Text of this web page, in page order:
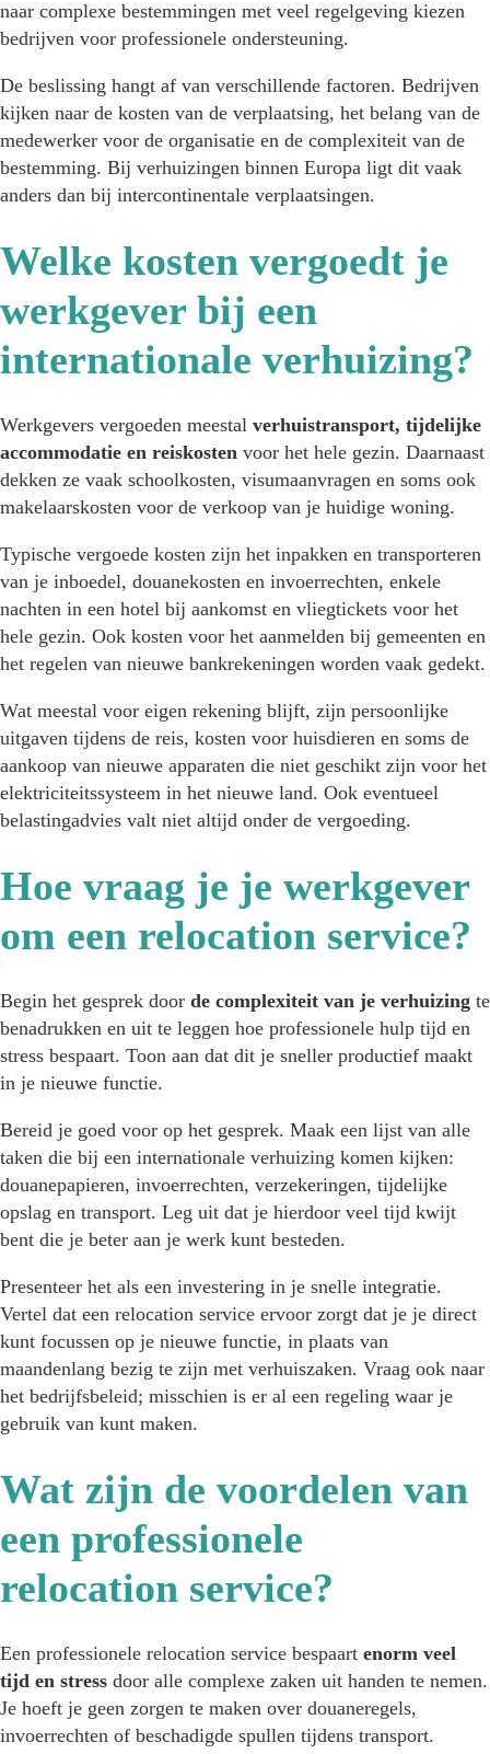
naar complexe bestemmingen met veel regelgeving kiezen
bedrijven voor professionele ondersteuning.
De beslissing hangt af van verschillende factoren. Bedrijven
kijken naar de kosten van de verplaatsing, het belang van de
medewerker voor de organisatie en de complexiteit van de
bestemming. Bij verhuizingen binnen Europa ligt dit vaak
anders dan bij intercontinentale verplaatsingen.
Welke kosten vergoedt je
werkgever bij een
internationale verhuizing?
Werkgevers vergoeden meestal verhuistransport, tijdelijke
accommodatie en reiskosten voor het hele gezin. Daarnaast
dekken ze vaak schoolkosten, visumaanvragen en soms ook
makelaarskosten voor de verkoop van je huidige woning.
Typische vergoede kosten zijn het inpakken en transporteren
van je inboedel, douanekosten en invoerrechten, enkele
nachten in een hotel bij aankomst en vliegtickets voor het
hele gezin. Ook kosten voor het aanmelden bij gemeenten en
het regelen van nieuwe bankrekeningen worden vaak gedekt.
Wat meestal voor eigen rekening blijft, zijn persoonlijke
uitgaven tijdens de reis, kosten voor huisdieren en soms de
aankoop van nieuwe apparaten die niet geschikt zijn voor het
elektriciteitssysteem in het nieuwe land. Ook eventueel
belastingadvies valt niet altijd onder de vergoeding.
Hoe vraag je je werkgever
om een relocation service?
Begin het gesprek door de complexiteit van je verhuizing te
benadrukken en uit te leggen hoe professionele hulp tijd en
stress bespaart. Toon aan dat dit je sneller productief maakt
in je nieuwe functie.
Bereid je goed voor op het gesprek. Maak een lijst van alle
taken die bij een internationale verhuizing komen kijken:
douanepapieren, invoerrechten, verzekeringen, tijdelijke
opslag en transport. Leg uit dat je hierdoor veel tijd kwijt
bent die je beter aan je werk kunt besteden.
Presenteer het als een investering in je snelle integratie.
Vertel dat een relocation service ervoor zorgt dat je je direct
kunt focussen op je nieuwe functie, in plaats van
maandenlang bezig te zijn met verhuiszaken. Vraag ook naar
het bedrijfsbeleid; misschien is er al een regeling waar je
gebruik van kunt maken.
Wat zijn de voordelen van
een professionele
relocation service?
Een professionele relocation service bespaart enorm veel
tijd en stress door alle complexe zaken uit handen te nemen.
Je hoeft je geen zorgen te maken over douaneregels,
invoerrechten of beschadigde spullen tijdens transport.